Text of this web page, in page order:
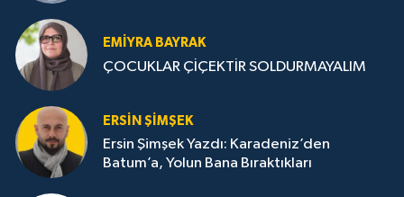
EMIYRA BAYRAK
ÇOCUKLAR ÇİÇEKTİR SOLDURMAYALIM
ERSIN ŞIMŞEK
Ersin Şimşek Yazdı: Karadeniz’den
Batum’a, Yolun Bana Bıraktıkları